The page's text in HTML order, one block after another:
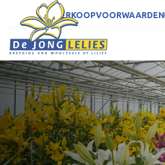
NLVERKOOPVOORWAARDEN